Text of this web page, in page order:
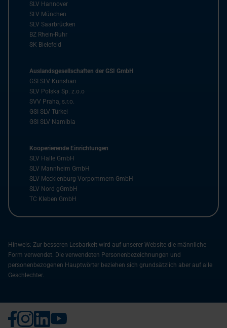
SLV Hannover
SLV München
SLV Saarbrücken
BZ Rhein-Ruhr
SK Bielefeld
Auslandsgesellschaften der GSI GmbH
GSI SLV Kunshan
SLV Polska Sp. z.o.o
SVV Praha, s.r.o.
GSI SLV Türkei
GSI SLV Namibia
Kooperierende Einrichtungen
SLV Halle GmbH
SLV Mannheim GmbH
SLV Mecklenburg-Vorpommern GmbH
SLV Nord gGmbH
TC Kleben GmbH
Hinweis: Zur besseren Lesbarkeit wird auf unserer Website die männliche
Form verwendet. Die verwendeten Personenbezeichnungen und
personenbezogenen Hauptwörter beziehen sich grundsätzlich aber auf alle
Geschlechter.